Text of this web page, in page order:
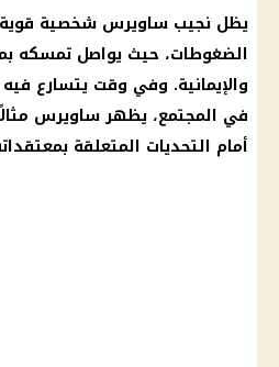
يظل نجيب ساويرس شخصية قوية
الضغوطات، حيث يواصل تمسكه
والإيمانية. وفي وقت يتسارع
في المجتمع، يظهر ساويرس
أمام التحديات المتعلقة